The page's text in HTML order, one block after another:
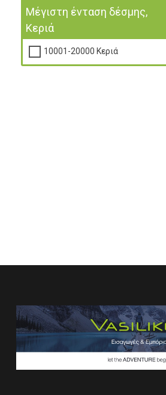
Μέγιστη ένταση δέσμης,
Κεριά
10001-20000 Κεριά